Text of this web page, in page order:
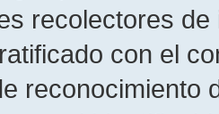
recolectores
con el
reconocimiento